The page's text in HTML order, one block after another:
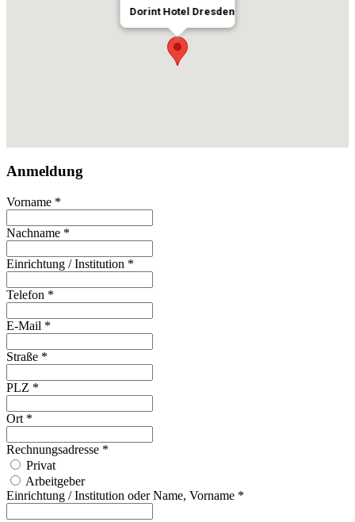
Dorint Hotel Dresden
Anmeldung
Vorname *
Nachname *
Einrichtung / Institution *
Telefon *
E-Mail *
Straße *
PLZ *
Ort *
Rechnungsadresse *
Privat
Arbeitgeber
Einrichtung / Institution oder Name, Vorname *